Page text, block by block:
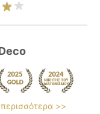
περισσότερα >>